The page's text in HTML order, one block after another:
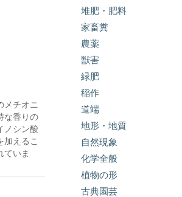
メチオニ
な香りの
ノシン酸
加えるこ
ていま
堆肥・肥料
家畜糞
農薬
獣害
緑肥
稲作
道端
地形・地質
自然現象
化学全般
植物の形
古典園芸